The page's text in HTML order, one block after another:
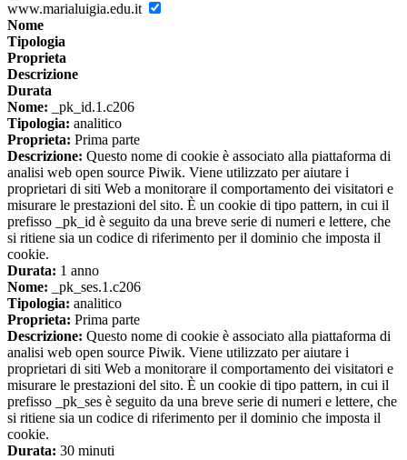
www.marialuigia.edu.it
Nome
Tipologia
Proprieta
Descrizione
Durata
Nome: _pk_id.1.c206
Tipologia: analitico
Proprieta: Prima parte
Descrizione: Questo nome di cookie è associato alla piattaforma di
analisi web open source Piwik. Viene utilizzato per aiutare i
proprietari di siti Web a monitorare il comportamento dei visitatori e
misurare le prestazioni del sito. È un cookie di tipo pattern, in cui il
prefisso _pk_id è seguito da una breve serie di numeri e lettere, che
si ritiene sia un codice di riferimento per il dominio che imposta il
cookie.
Durata: 1 anno
Nome: _pk_ses.1.c206
Tipologia: analitico
Proprieta: Prima parte
Descrizione: Questo nome di cookie è associato alla piattaforma di
analisi web open source Piwik. Viene utilizzato per aiutare i
proprietari di siti Web a monitorare il comportamento dei visitatori e
misurare le prestazioni del sito. È un cookie di tipo pattern, in cui il
prefisso _pk_ses è seguito da una breve serie di numeri e lettere, che
si ritiene sia un codice di riferimento per il dominio che imposta il
cookie.
Durata: 30 minuti